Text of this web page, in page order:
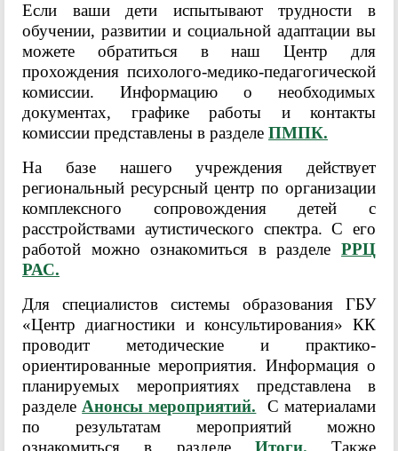
Если ваши дети испытывают трудности в
обучении, развитии и социальной адаптации вы
можете обратиться в наш Центр для
прохождения психолого-медико-педагогической
комиссии. Информацию о необходимых
документах, графике работы и контакты
комиссии представлены в разделе ПМПК.
На базе нашего учреждения действует
региональный ресурсный центр по организации
комплексного сопровождения детей с
расстройствами аутистического спектра. С его
работой можно ознакомиться в разделе РРЦ
РАС.
Для специалистов системы образования ГБУ
«Центр диагностики и консультирования» КК
проводит методические и практико-
ориентированные мероприятия. Информация о
планируемых мероприятиях представлена в
разделе Анонсы мероприятий. С материалами
по результатам мероприятий можно
ознакомиться в разделе Итоги. Также